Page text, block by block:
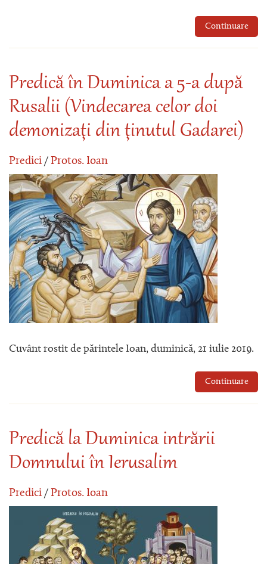
Continuare
Predică în Duminica a 5-a după
Rusalii (Vindecarea celor doi
demonizaţi din ţinutul Gadarei)
Predici / Protos. Ioan
Cuvânt rostit de părintele Ioan, duminică, 21 iulie 2019.
Continuare
Predică la Duminica intrării
Domnului în Ierusalim
Predici / Protos. Ioan